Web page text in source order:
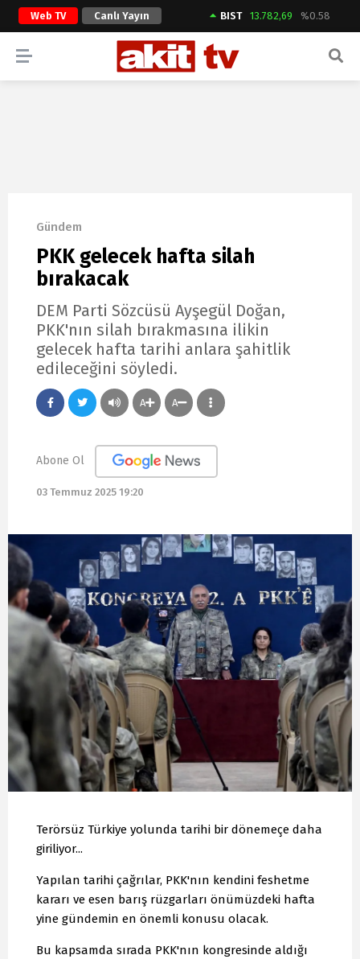
Web TV Canlı Yayın BIST 13.782,69 %0.58
ARAMA YAP
Gündem
PKK gelecek hafta silah
bırakacak
DEM Parti Sözcüsü Ayşegül Doğan,
PKK'nın silah bırakmasına ilikin
gelecek hafta tarihi anlara şahitlik
edileceğini söyledi.
A A
Abone Ol
03 Temmuz 2025 19:20
Terörsüz Türkiye yolunda tarihi bir dönemeçe daha
giriliyor...
Yapılan tarihi çağrılar, PKK'nın kendini feshetme
kararı ve esen barış rüzgarları önümüzdeki hafta
yine gündemin en önemli konusu olacak.
Bu kapsamda sırada PKK'nın kongresinde aldığı